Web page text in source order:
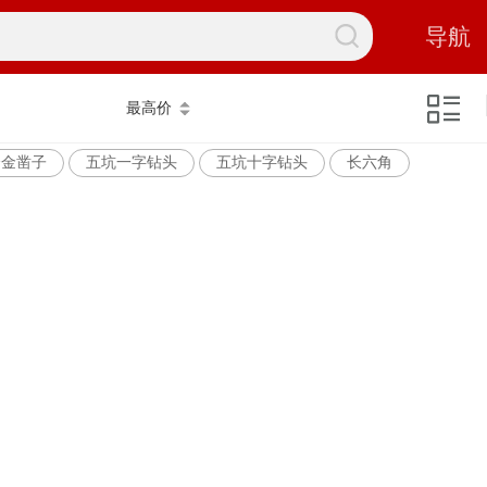
导航
最高价
凿子 五坑一字钻头 五坑十字钻头 长六角